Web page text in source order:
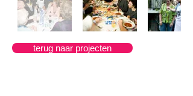
terug naar projecten